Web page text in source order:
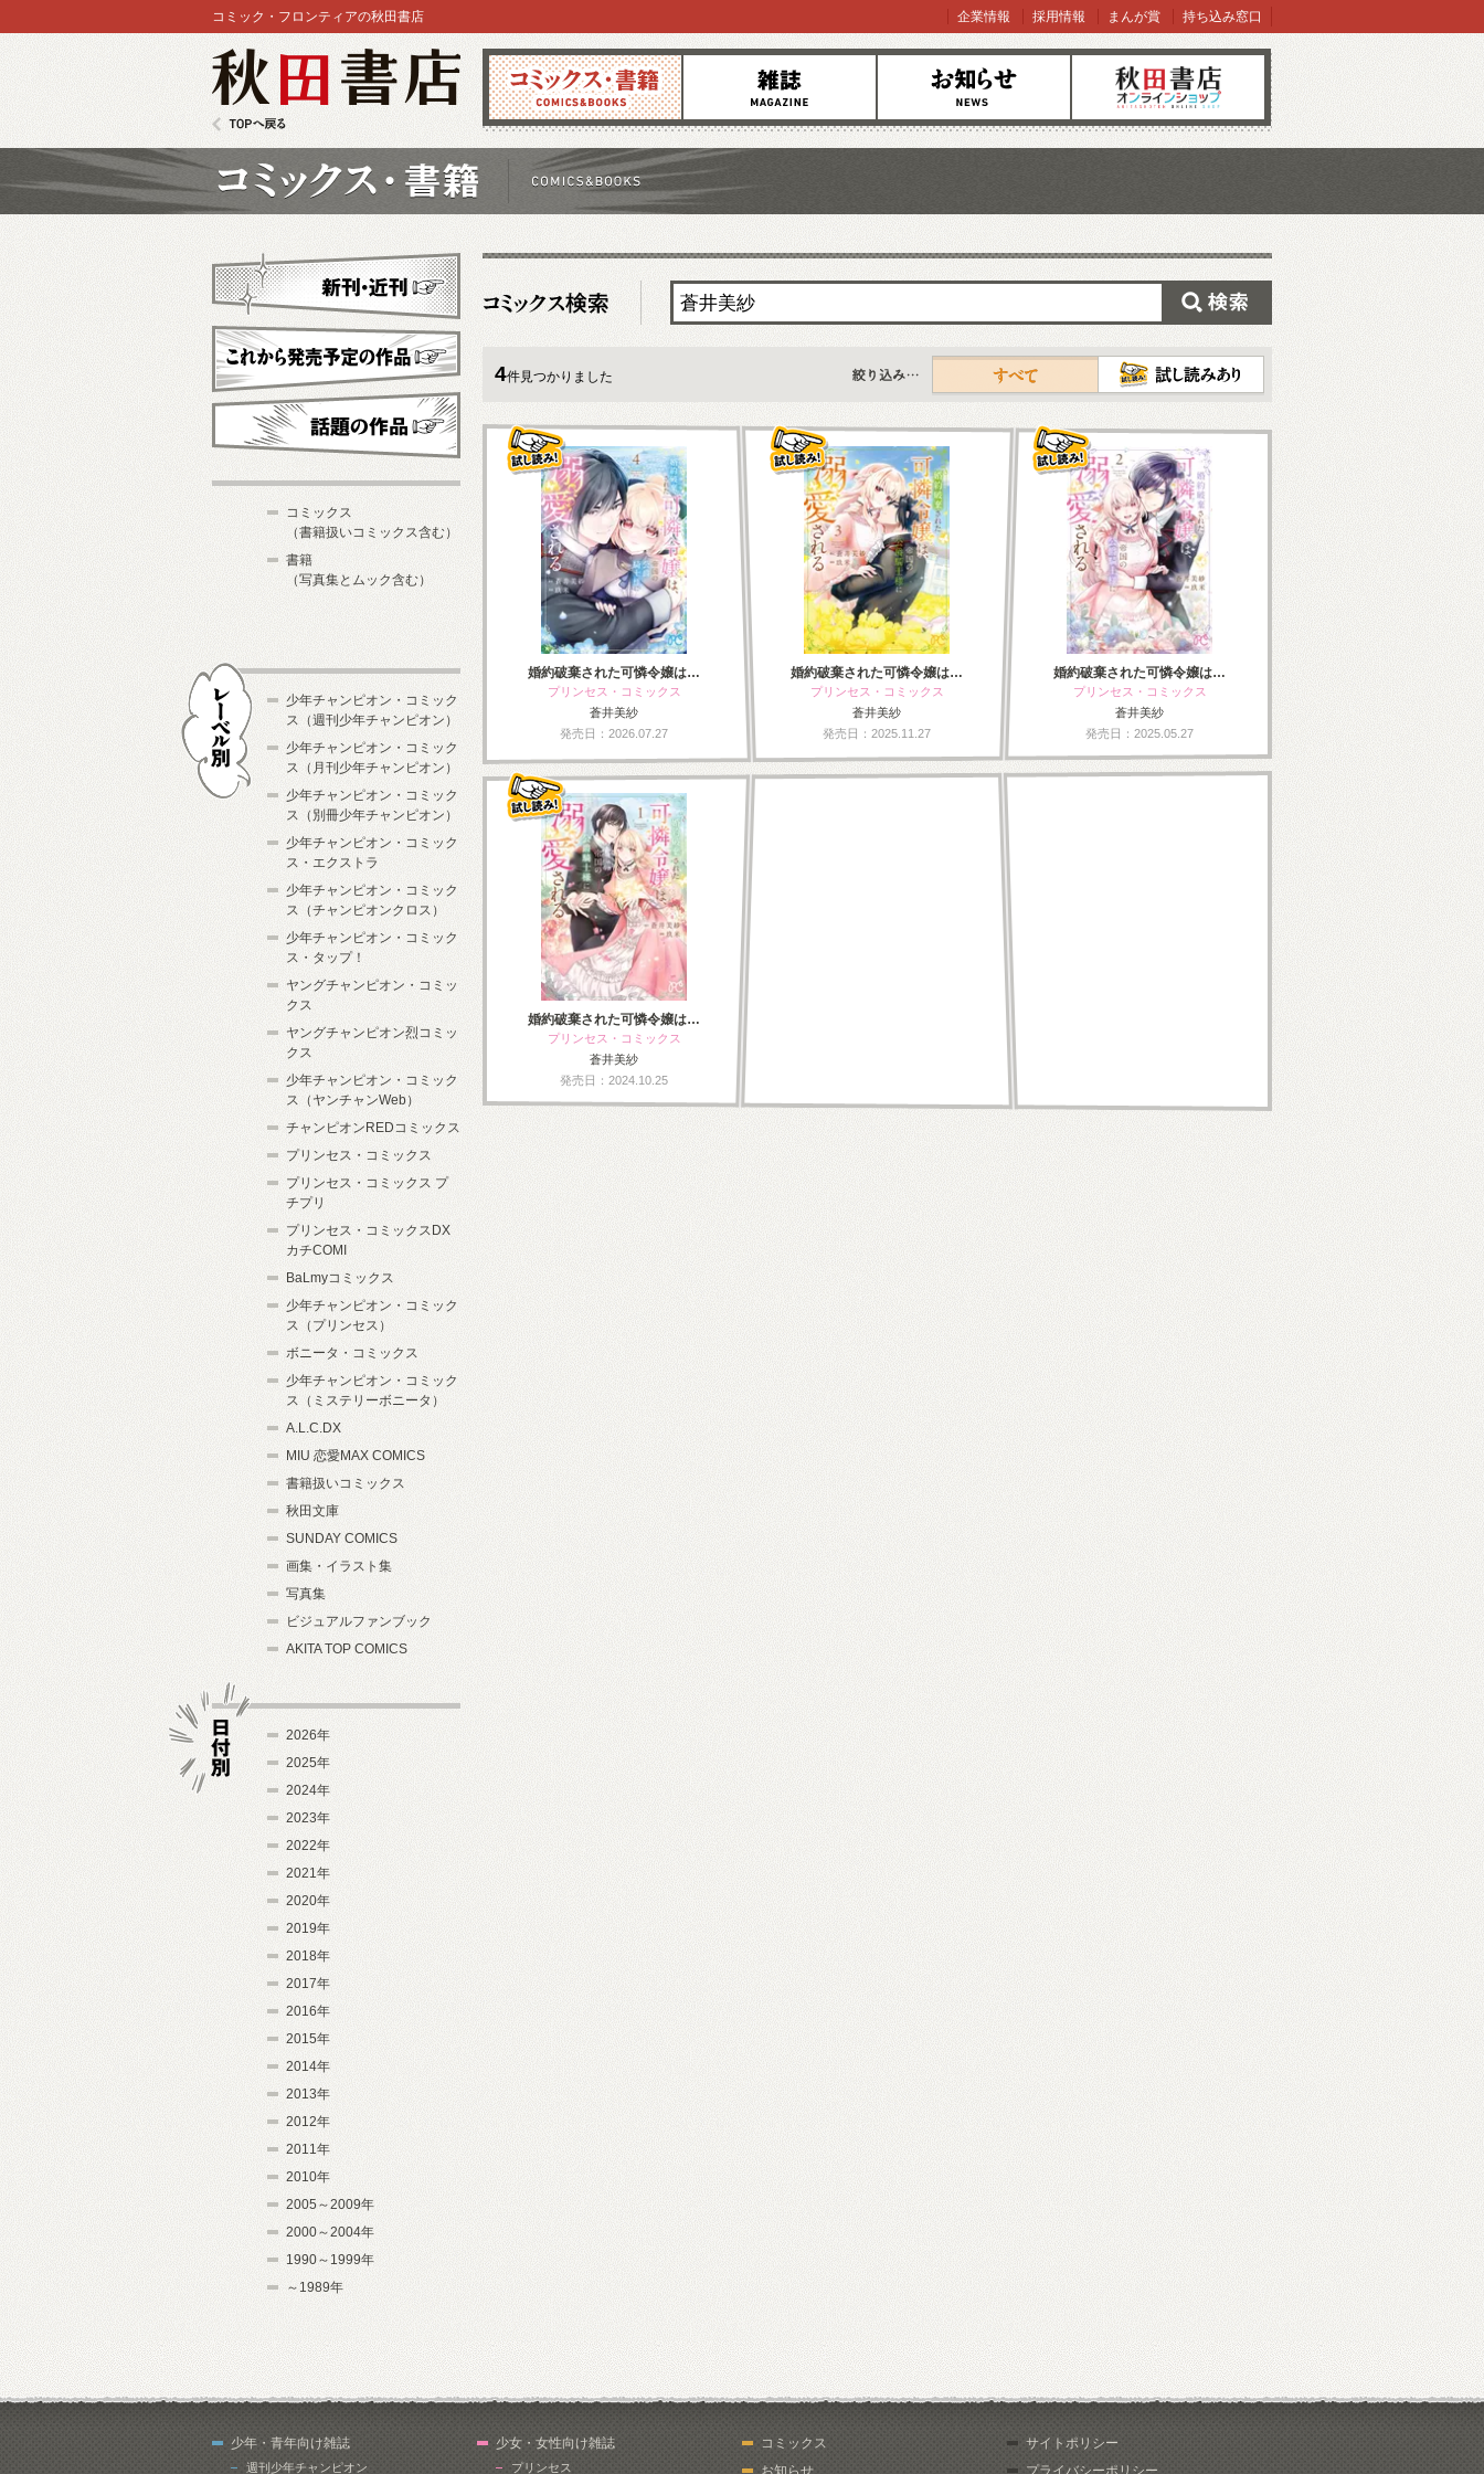
コミックス 雑誌 お知らせ オンラインショップ
コミック・フロンティアの秋田書店 企業情報 採用情報 まんが賞 持ち込み窓口
4件見つかりました
すべて
婚約破棄された可憐令嬢は…
プリンセス・コミックス
蒼井美紗
発売日：2026.07.27
婚約破棄された可憐令嬢は…
プリンセス・コミックス
蒼井美紗
発売日：2025.11.27
婚約破棄された可憐令嬢は…
プリンセス・コミックス
蒼井美紗
発売日：2025.05.27
婚約破棄された可憐令嬢は…
プリンセス・コミックス
蒼井美紗
発売日：2024.10.25
新刊・近刊
これから発売予定
コミックス
（書籍扱いコミックス含む）
書籍
（写真集とムック含む）
少年チャンピオン・コミック
ス（週刊少年チャンピオン）
少年チャンピオン・コミック
ス（月刊少年チャンピオン）
少年チャンピオン・コミック
ス（別冊少年チャンピオン）
少年チャンピオン・コミック
ス・エクストラ
少年チャンピオン・コミック
ス（チャンピオンクロス）
少年チャンピオン・コミック
ス・タップ！
ヤングチャンピオン・コミッ
クス
ヤングチャンピオン烈コミッ
クス
少年チャンピオン・コミック
ス（ヤンチャンWeb）
チャンピオンREDコミックス
プリンセス・コミックス
プリンセス・コミックス プ
チプリ
プリンセス・コミックスDX
カチCOMI
BaLmyコミックス
少年チャンピオン・コミック
ス（プリンセス）
ボニータ・コミックス
少年チャンピオン・コミック
ス（ミステリーボニータ）
A.L.C.DX
MIU 恋愛MAX COMICS
書籍扱いコミックス
秋田文庫
SUNDAY COMICS
画集・イラスト集
写真集
ビジュアルファンブック
AKITA TOP COMICS
2026年
2025年
2024年
2023年
2022年
2021年
2020年
2019年
2018年
2017年
2016年
2015年
2014年
2013年
2012年
2011年
2010年
2005～2009年
2000～2004年
1990～1999年
～1989年
少年・青年向け雑誌
週刊少年チャンピオン
少女・女性向け雑誌
プリンセス
コミックス
お知らせ
サイトポリシー
プライバシーポリシー